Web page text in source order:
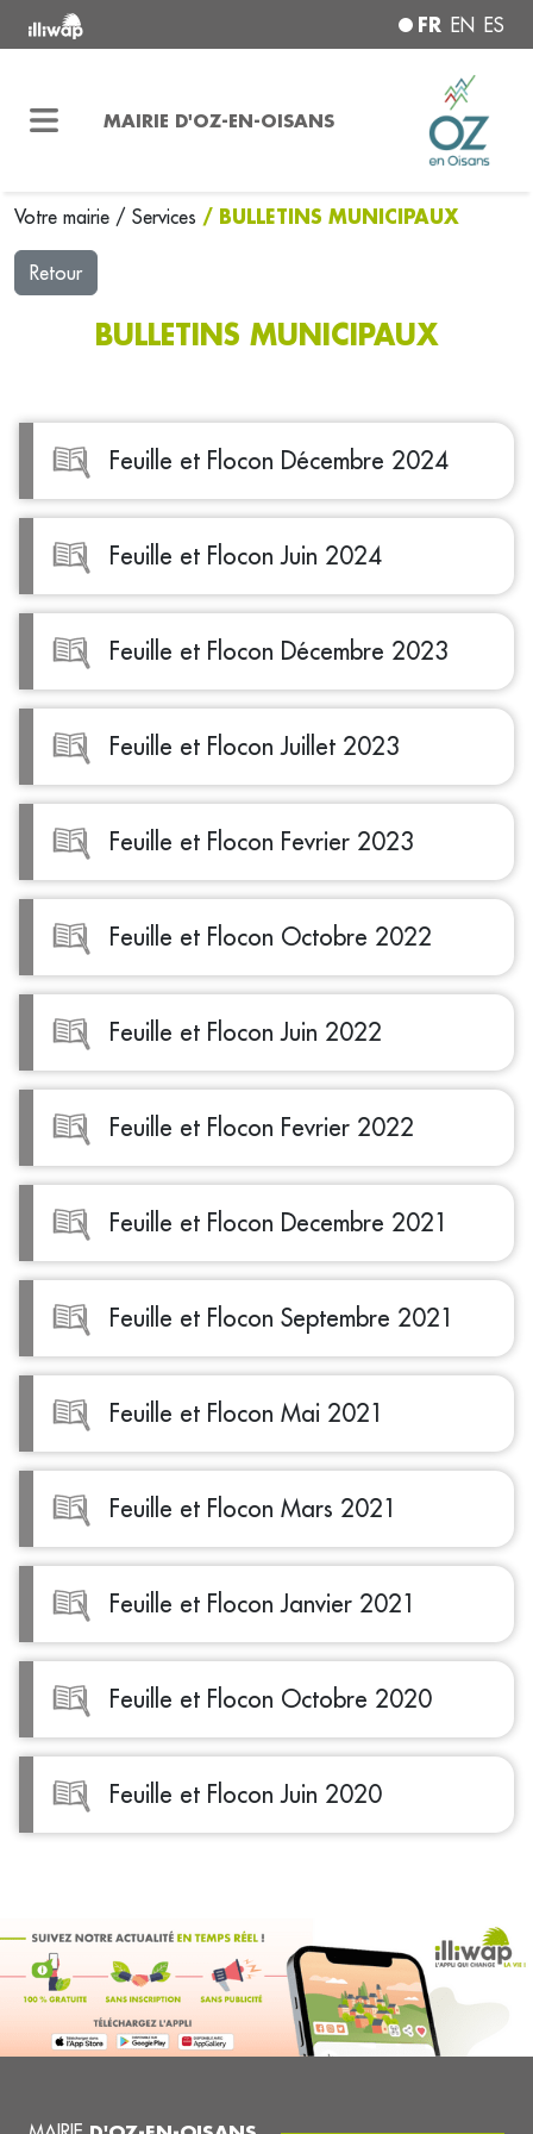
FR EN ES
MAIRIE D'OZ-EN-OISANS
Votre mairie / Services / BULLETINS MUNICIPAUX
Retour
BULLETINS MUNICIPAUX
Feuille et Flocon Décembre 2024
Feuille et Flocon Juin 2024
Feuille et Flocon Décembre 2023
Feuille et Flocon Juillet 2023
Feuille et Flocon Fevrier 2023
Feuille et Flocon Octobre 2022
Feuille et Flocon Juin 2022
Feuille et Flocon Fevrier 2022
Feuille et Flocon Decembre 2021
Feuille et Flocon Septembre 2021
Feuille et Flocon Mai 2021
Feuille et Flocon Mars 2021
Feuille et Flocon Janvier 2021
Feuille et Flocon Octobre 2020
Feuille et Flocon Juin 2020